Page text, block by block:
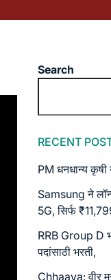
Search
RECENT
PM धनधान्य
Samsung ने
5G, सिर्फ
RRB Group D
पदांसाठी भरती,
Chhaava: वीर